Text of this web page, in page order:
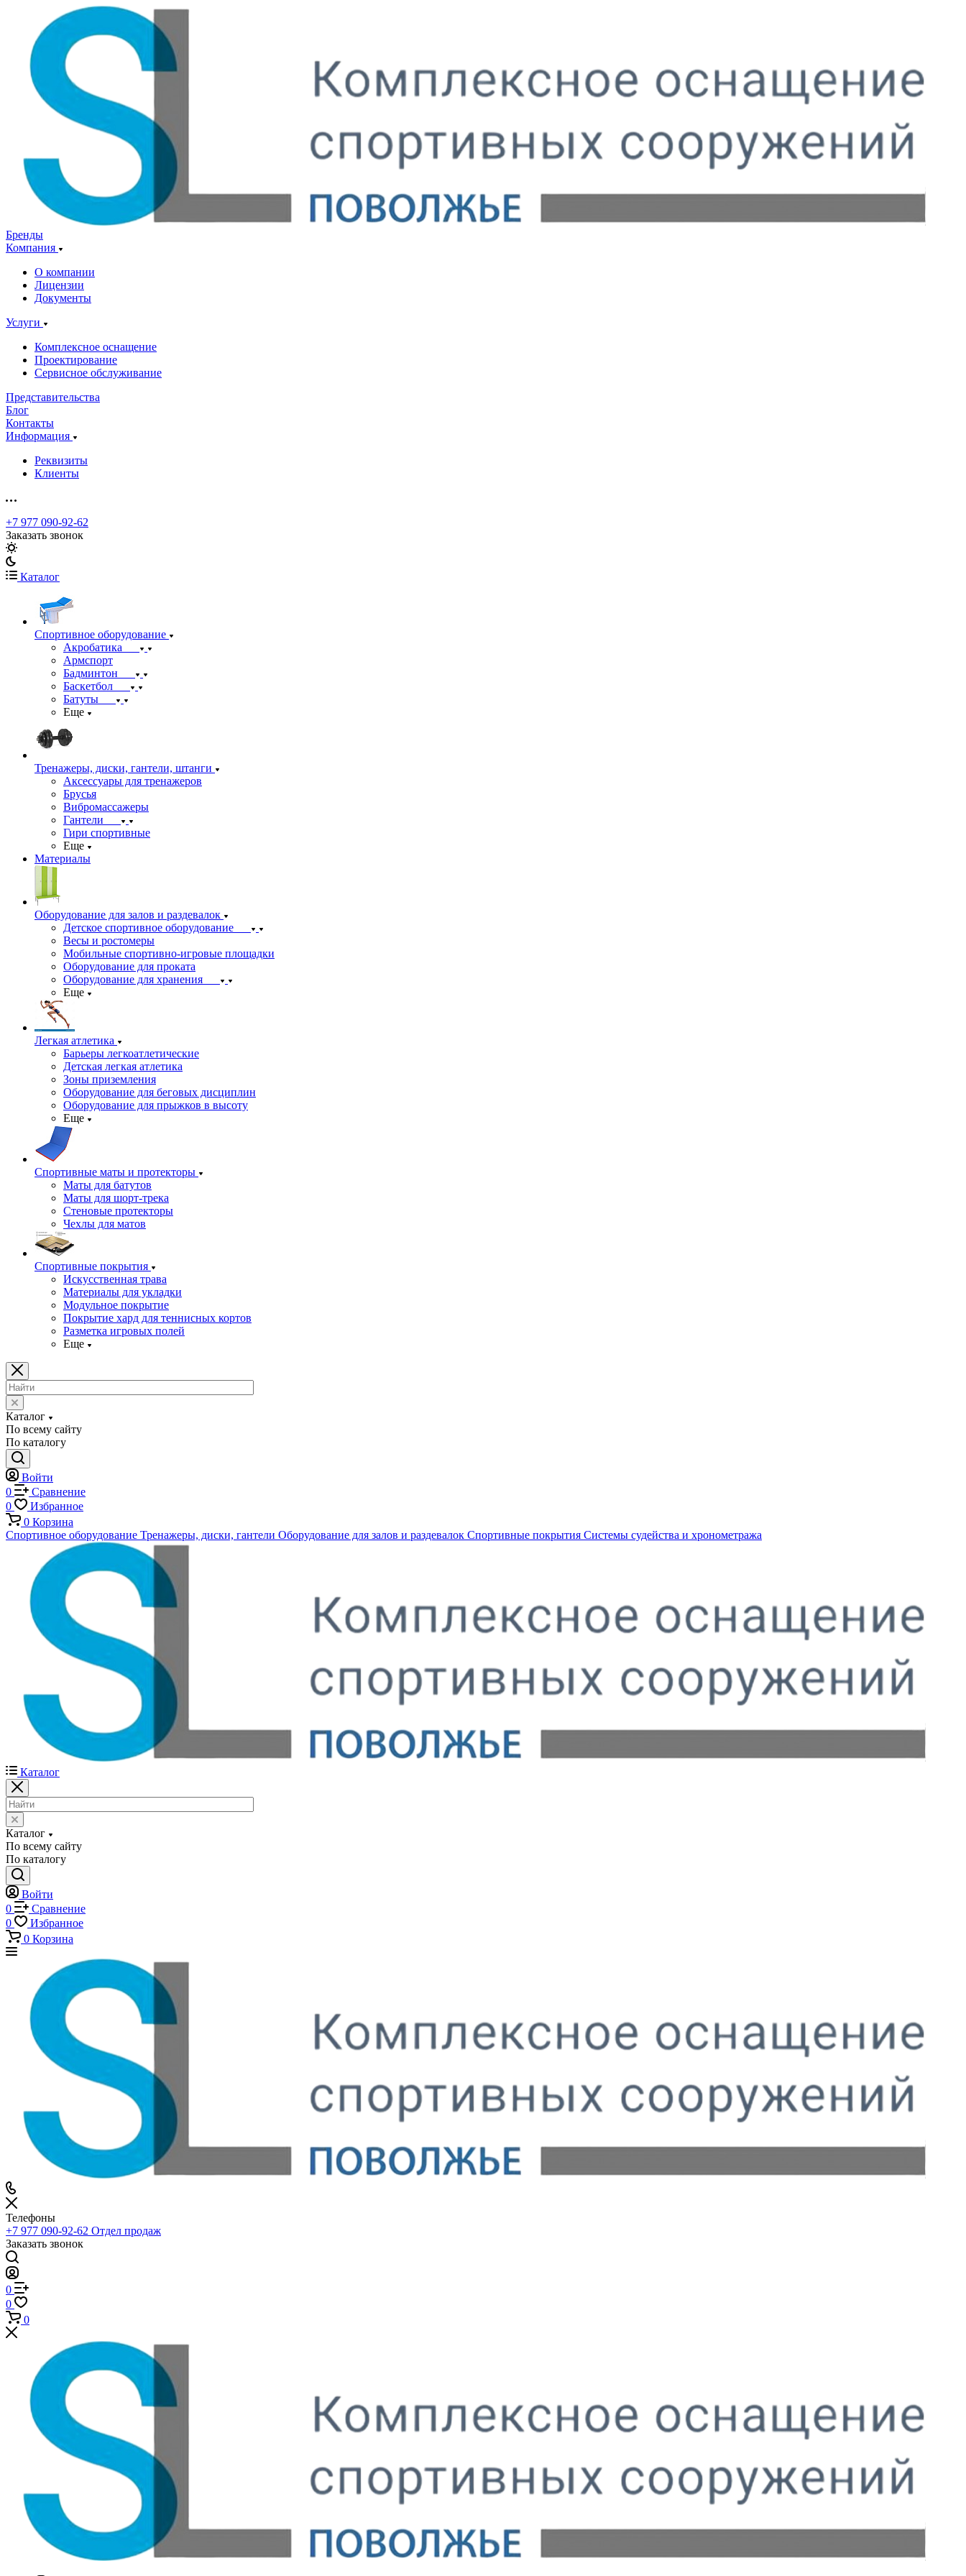
Бренды
Компания
О компании
Лицензии
Документы
Услуги
Комплексное оснащение
Проектирование
Сервисное обслуживание
Представительства
Блог
Контакты
Информация
Реквизиты
Клиенты
+7 977 090-92-62
Заказать звонок
Каталог
Спортивное оборудование
Акробатика
Армспорт
Бадминтон
Баскетбол
Батуты
Еще
Тренажеры, диски, гантели, штанги
Аксессуары для тренажеров
Брусья
Вибромассажеры
Гантели
Гири спортивные
Еще
Материалы
Оборудование для залов и раздевалок
Детское спортивное оборудование
Весы и ростомеры
Мобильные спортивно-игровые площадки
Оборудование для проката
Оборудование для хранения
Еще
Легкая атлетика
Барьеры легкоатлетические
Детская легкая атлетика
Зоны приземления
Оборудование для беговых дисциплин
Оборудование для прыжков в высоту
Еще
Спортивные маты и протекторы
Маты для батутов
Маты для шорт-трека
Стеновые протекторы
Чехлы для матов
Спортивные покрытия
Искусственная трава
Материалы для укладки
Модульное покрытие
Покрытие хард для теннисных кортов
Разметка игровых полей
Еще
Каталог
По всему сайту
По каталогу
Войти
0
Сравнение
0
Избранное
0 Корзина
Спортивное оборудование Тренажеры, диски, гантели Оборудование для залов и раздевалок Спортивные покрытия Системы судейства и хронометража
Каталог
Каталог
По всему сайту
По каталогу
Войти
0
Сравнение
0
Избранное
0 Корзина
Телефоны
+7 977 090-92-62 Отдел продаж
Заказать звонок
0
0
0